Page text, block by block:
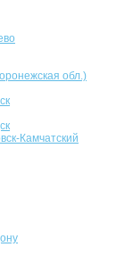
обл.)
Камчатский